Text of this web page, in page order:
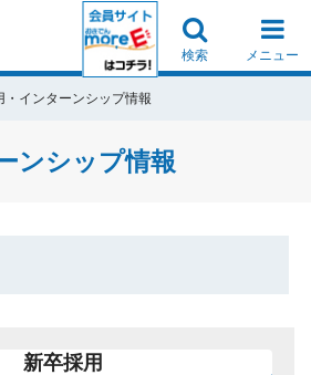
検索 メニュー
・インターンシップ情報
ンシップ情報
新卒採用